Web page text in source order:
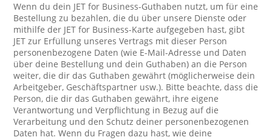
Wenn du dein JET for Business-Guthaben nutzt, um für eine
Bestellung zu bezahlen, die du über unsere Dienste oder
mithilfe der JET for Business-Karte aufgegeben hast, gibt
JET zur Erfüllung unseres Vertrags mit dieser Person
personenbezogene Daten (wie E-Mail-Adresse und Daten
über deine Bestellung und dein Guthaben) an die Person
weiter, die dir das Guthaben gewährt (möglicherweise dein
Arbeitgeber, Geschäftspartner usw.). Bitte beachte, dass die
Person, die dir das Guthaben gewährt, ihre eigene
Verantwortung und Verpflichtung in Bezug auf die
Verarbeitung und den Schutz deiner personenbezogenen
Daten hat. Wenn du Fragen dazu hast, wie deine